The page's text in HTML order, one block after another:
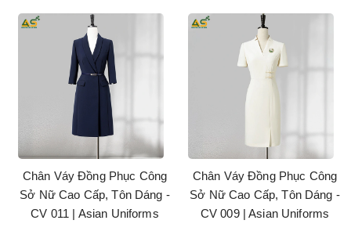
Chân Váy Đồng Phục Công
Sở Nữ Cao Cấp, Tôn Dáng -
CV 011 | Asian Uniforms
Chân Váy Đồng Phục Công
Sở Nữ Cao Cấp, Tôn Dáng -
CV 009 | Asian Uniforms